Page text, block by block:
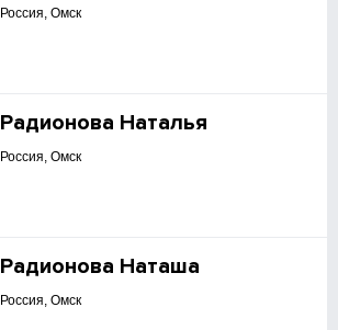
Россия, Омск
Радионова Наталья
Россия, Омск
Радионова Наташа
Россия, Омск